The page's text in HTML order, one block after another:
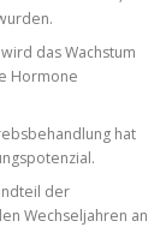
das Wachstum
Hormone
hat
der
Wechseljahren an